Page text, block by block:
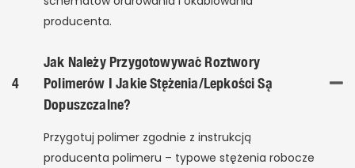
producenta.
4
Jak Należy Przygotowywać Roztwory
Polimerów I Jakie Stężenia/lepkości Są
Dopuszczalne?
Przygotuj polimer zgodnie z instrukcją
producenta polimeru – typowe stężenia robocze